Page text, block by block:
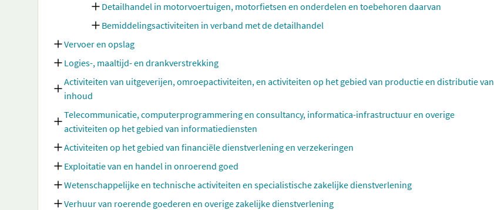
Detailhandel in motorvoertuigen, motorfietsen en onderdelen en toebehoren daarvan
Bemiddelingsactiviteiten in verband met de detailhandel
Vervoer en opslag
Logies-, maaltijd- en drankverstrekking
Activiteiten van uitgeverijen, omroepactiviteiten, en activiteiten op het gebied van productie en distributie van
inhoud
Telecommunicatie, computerprogrammering en consultancy, informatica-infrastructuur en overige
activiteiten op het gebied van informatiediensten
Activiteiten op het gebied van financiële dienstverlening en verzekeringen
Exploitatie van en handel in onroerend goed
Wetenschappelijke en technische activiteiten en specialistische zakelijke dienstverlening
Verhuur van roerende goederen en overige zakelijke dienstverlening